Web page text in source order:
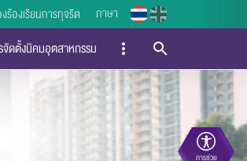
งร้องเรียนการทุจริต ภาษา
จัดตั้งนิคมอุตสาหกรรม
การช่วย